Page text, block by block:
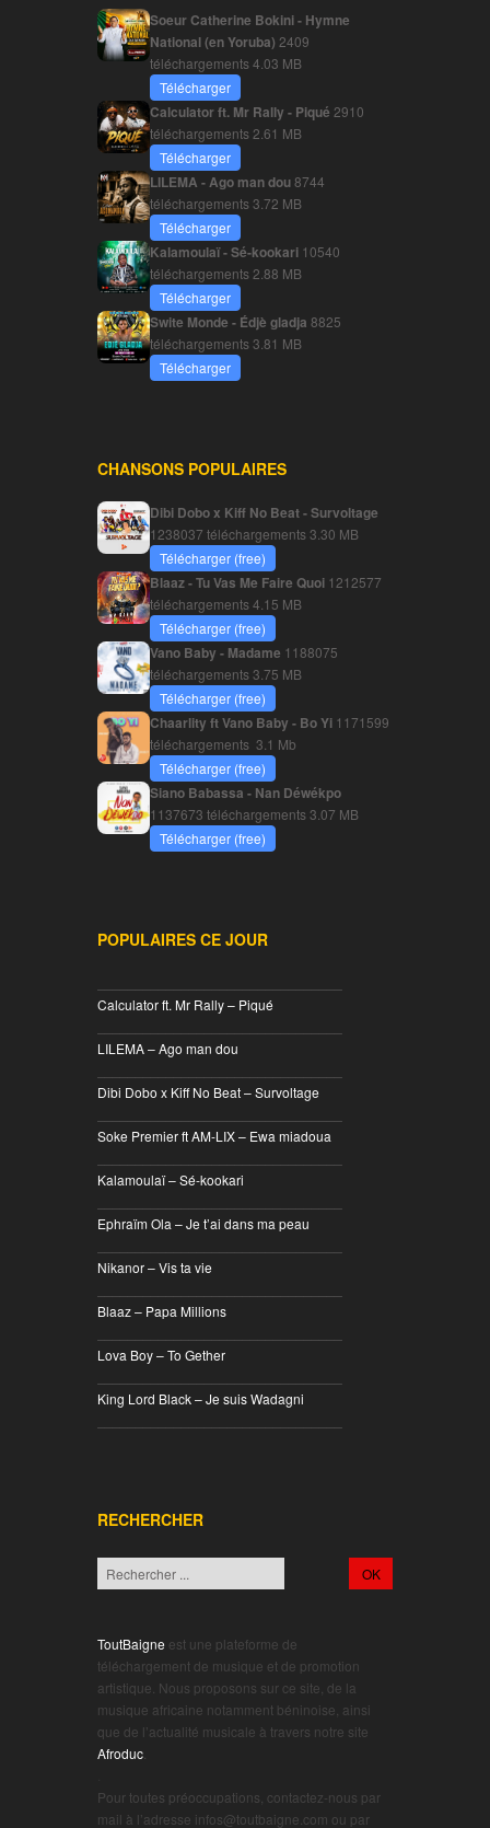
Soeur Catherine Bokini - Hymne
National (en Yoruba) 2409
téléchargements4.03 MB
Télécharger
Calculator ft. Mr Rally - Piqué 2910
téléchargements 2.61 MB
Télécharger
LILEMA - Ago man dou8744
téléchargements3.72 MB
Télécharger
Kalamoulaï - Sé-kookari 10540
téléchargements 2.88 MB
Télécharger
Swite Monde - Édjè gladja 8825
téléchargements3.81 MB
Télécharger
CHANSONS POPULAIRES
Dibi Dobo x Kiff No Beat - Survoltage
1238037 téléchargements3.30 MB
Télécharger (free)
Blaaz - Tu Vas Me Faire Quoi 1212577
téléchargements4.15 MB
Télécharger (free)
Vano Baby - Madame 1188075
téléchargements3.75 MB
Télécharger (free)
Chaarlity ft Vano Baby - Bo Yi 1171599
téléchargements 3.1 Mb
Télécharger (free)
Siano Babassa - Nan Déwékpo
1137673 téléchargements3.07 MB
Télécharger (free)
POPULAIRES CE JOUR
Calculator ft. Mr Rally – Piqué
LILEMA – Ago man dou
Dibi Dobo x Kiff No Beat – Survoltage
Soke Premier ft AM-LIX – Ewa miadoua
Kalamoulaï – Sé-kookari
Ephraïm Ola – Je t’ai dans ma peau
Nikanor – Vis ta vie
Blaaz – Papa Millions
Lova Boy – To Gether
King Lord Black – Je suis Wadagni
RECHERCHER
ToutBaigne est une plateforme de
téléchargement de musique et de promotion
artistique. Nous proposons sur ce site, de la
musique africaine notamment béninoise, ainsi
que de l’actualité musicale à travers notre site
Afroduc
Pour toutes préoccupations, contactez-nous par
mail à l’adresse infos@toutbaigne.com ou par